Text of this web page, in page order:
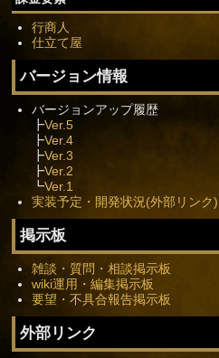
行商人
仕立て屋
バージョン情報
バージョンアップ履歴
┣Ver.5
┣Ver.4
┣Ver.3
┣Ver.2
┗Ver.1
実装予定・開発状況(外部リンク)
掲示板
雑談・質問・相談掲示板
wiki運用・編集掲示板
要望・不具合報告掲示板
外部リンク